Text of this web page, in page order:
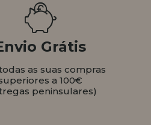
Grátis
as suas compras
a 100€
peninsulares)